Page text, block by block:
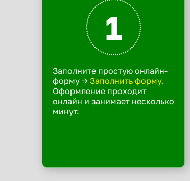
1
Заполните простую онлайн-
форму -> Заполнить форму.
Оформление проходит
онлайн и занимает несколько
минут.